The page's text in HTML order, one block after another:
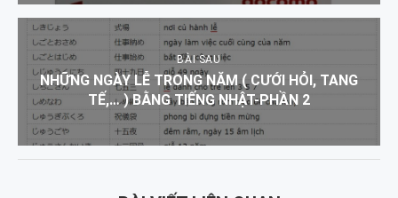
BÀI SAU
NHỮNG NGÀY LỄ TRONG NĂM ( CƯỚI HỎI, TANG
TẾ,… ) BẰNG TIẾNG NHẬT-PHẦN 2